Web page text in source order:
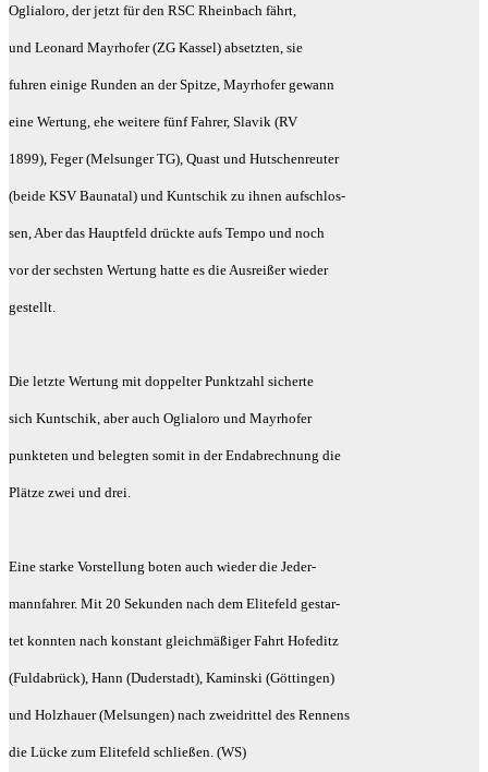
Oglialoro, der jetzt für den RSC Rheinbach fährt,
und Leonard Mayrhofer (ZG Kassel) absetzten, sie
fuhren einige Runden an der Spitze, Mayrhofer gewann
eine Wertung, ehe weitere fünf Fahrer, Slavik (RV
1899), Feger (Melsunger TG), Quast und Hutschenreuter
(beide KSV Baunatal) und Kuntschik zu ihnen aufschlos-
sen, Aber das Hauptfeld drückte aufs Tempo und noch
vor der sechsten Wertung hatte es die Ausreißer wieder
gestellt.
Die letzte Wertung mit doppelter Punktzahl sicherte
sich Kuntschik, aber auch Oglialoro und Mayrhofer
punkteten und belegten somit in der Endabrechnung die
Plätze zwei und drei.
Eine starke Vorstellung boten auch wieder die Jeder-
mannfahrer. Mit 20 Sekunden nach dem Elitefeld gestar-
tet konnten nach konstant gleichmäßiger Fahrt Hofeditz
(Fuldabrück), Hann (Duderstadt), Kaminski (Göttingen)
und Holzhauer (Melsungen) nach zweidrittel des Rennens
die Lücke zum Elitefeld schließen. (WS)